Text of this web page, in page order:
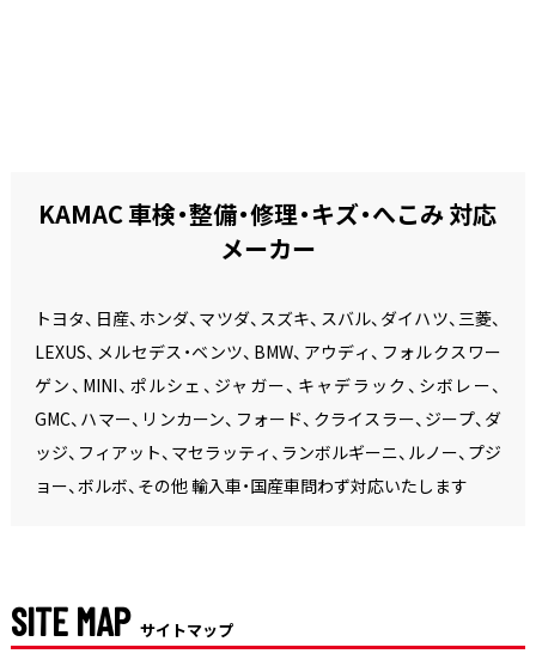
KAMAC 車検・整備・修理・キズ・へこみ 対応
メーカー
トヨタ、日産、ホンダ、マツダ、スズキ、スバル、ダイハツ、三菱、
LEXUS、メルセデス・ベンツ、BMW、アウディ、フォルクスワー
ゲン、MINI、ポルシェ、ジャガー、キャデラック、シボレー、
GMC、ハマー、リンカーン、フォード、クライスラー、ジープ、ダ
ッジ、フィアット、マセラッティ、ランボルギーニ、ルノー、プジ
ョー、ボルボ、その他 輸入車・国産車問わず対応いたします
SITE MAP サイトマップ